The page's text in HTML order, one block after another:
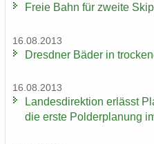
Freie Bahn für zwei­te
16.08.2013
Dresd­ner Bäder in
16.08.2013
Lan­des­di­rek­ti­on er­lässt
die erste Pol­der­pla­nung